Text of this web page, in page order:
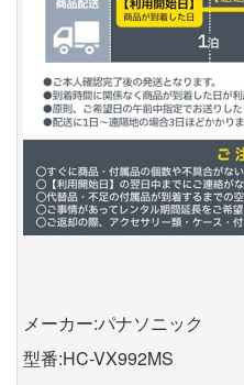
メーカー:パナソニック
型番:HC-VX992MS